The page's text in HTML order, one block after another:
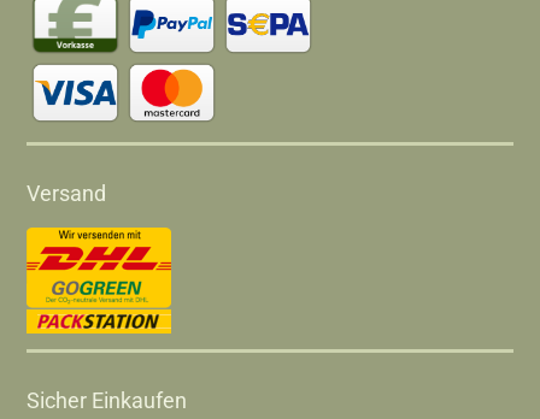
Versand
Sicher Einkaufen